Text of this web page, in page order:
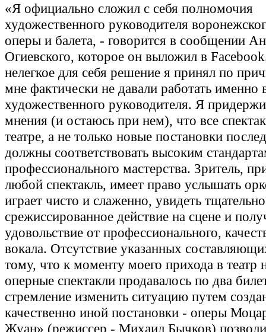
«Я официально сложил с себя полномочия
художественного руководителя
оперы и балета, - говорится в сообщении
Огиевского, которое он выложил в
нелегкое для себя решение я принял по
мне фактически не давали работать именно
художественного руководителя. Я
мнения (и остаюсь при нем), что все
театре, а не только новые постановки
должны соответствовать высоким
профессионального мастерства. Зритель,
любой спектакль, имеет право услышать
играет чисто и слаженно, увидеть тщательно
срежиссированное действие на сцене и
удовольствие от профессионального,
вокала. Отсутствие указанных
тому, что к моменту моего прихода в театр
оперные спектакли продавалось по два
стремление изменить ситуацию путем
качественно иной постановки - оперы
Жуан» (режиссер - Михаил Бычков)